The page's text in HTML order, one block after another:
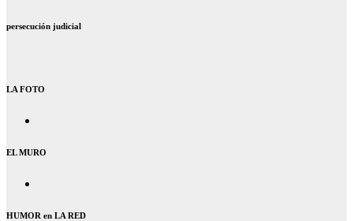
persecución judicial
LA FOTO
EL MURO
HUMOR en LA RED